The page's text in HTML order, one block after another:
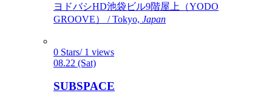
ヨドバシHD池袋ビル9階屋上（YODO
GROOVE） / Tokyo, Japan
0 Stars/ 1 views
08.22 (Sat)
SUBSPACE